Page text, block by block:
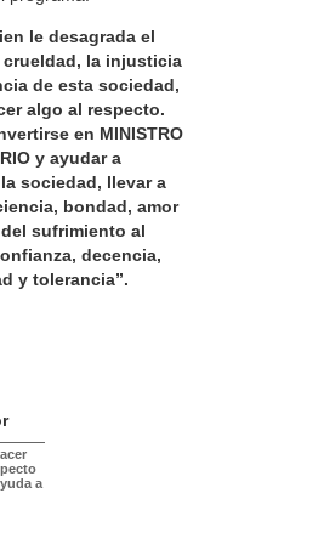
le desagrada el
crueldad, la injusticia
de esta sociedad,
algo al respecto.
en MINISTRO
y ayudar a
sociedad, llevar a
bondad, amor
sufrimiento al
decencia,
y tolerancia”.
a